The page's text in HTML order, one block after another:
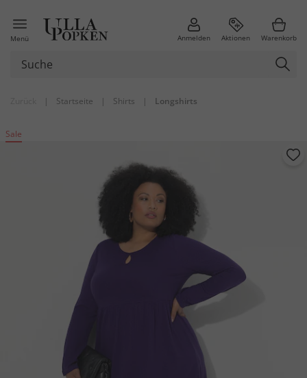
Menü Anmelden Aktionen Warenkorb
| Startseite | Shirts | Longshirts
Sale